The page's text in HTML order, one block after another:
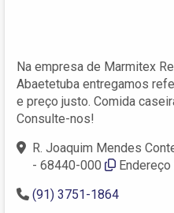
Na empresa de Marmitex
Abaetetuba entregamos
e preço justo. Comida
Consulte-nos!
R. Joaquim Mendes
- 68440-000
(91) 3751-1864